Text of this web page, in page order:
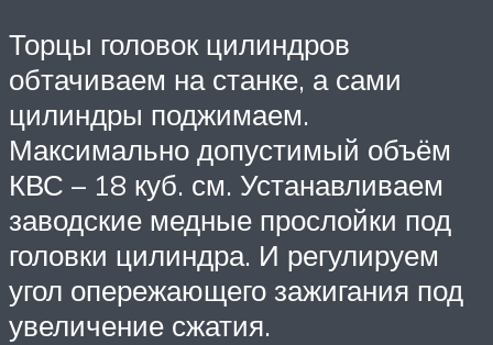
Торцы головок цилиндров
обтачиваем на станке, а сами
цилиндры поджимаем.
Максимально допустимый объём
КВС – 18 куб. см. Устанавливаем
заводские медные прослойки под
головки цилиндра. И регулируем
угол опережающего зажигания под
увеличение сжатия.